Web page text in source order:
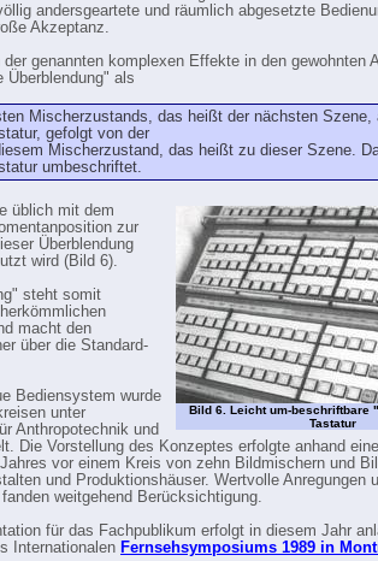
andersgeartete und räumlich abgesetzte
Akzeptanz.
genannten komplexen Effekte in den gewohnten
Überblendung" als
Mischerzustands, das heißt der nächsten Szene,
gefolgt von der
Mischerzustand, das heißt zu dieser Szene.
umbeschriftet.
Bild 6. Leicht um-beschriftbare
Tastatur
üblich mit dem
zur
Überblendung
wird (Bild 6).
steht somit
macht den
über die Standard-
Bediensystem wurde
unter
Anthropotechnik und
Die Vorstellung des Konzeptes erfolgte anhand
vor einem Kreis von zehn Bildmischern und
und Produktionshäuser. Wertvolle Anregungen
weitgehend Berücksichtigung.
für das Fachpublikum erfolgt in diesem Jahr
Internationalen Fernsehsymposiums 1989 in